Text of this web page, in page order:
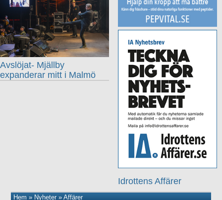
Idrottens Affärer
Avslöjat- Mjällby
expanderar mitt i Malmö
Hem » Nyheter»Affärer